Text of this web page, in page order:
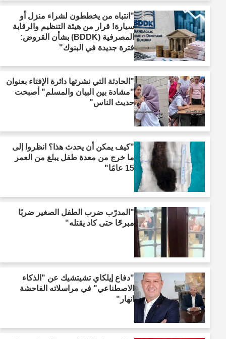
"انتباه من يخططون لشراء منزل أو
سيارة! قرار من هيئة التنظيم والرقابة
المصرفية (BDDK) بشأن القروض:
فترة جديدة في البنوك"
"الحادثة التي نشرتها دائرة الإفتاء بعنوان
"مشادة بين البيان والمسلم" أصبحت
حديث الناس"
"كيف يمكن أن يحدث هذا؟ انظروا إلى
ما خرج من معدة طفل يبلغ من العمر
15 عامًا"
"المدرّب ضرب الطفل الصغير ضربًا
مبرحًا حتى كاد يقتله"
"دفاع إيلكاي تشيتشيك عن "الذكاء
الاصطناعي" في مراسلاته الفاحشة
انهار"